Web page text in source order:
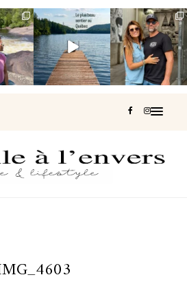
Et si je te disais
qu’il existe un
sentier où tu...
127 37
Montréal, une
très belle
surprise 🇨🇦
452